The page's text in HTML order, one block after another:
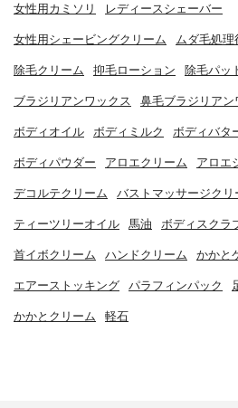
女性用カミソリ レディースシェーバー
女性用シェービングクリーム ムダ毛処
除毛クリーム 抑毛ローション 除毛パッ
ブラジリアンワックス 鼻毛ブラジリアン
ボディオイル ボディミルク ボディバタ
ボディパウダー アロエクリーム アロエ
デコルテクリーム バストマッサージクリ
ティーツリーオイル 馬油 ボディスクラ
首イボクリーム ハンドクリーム かかと
エアーストッキング パラフィンパック
かかとクリーム 軽石